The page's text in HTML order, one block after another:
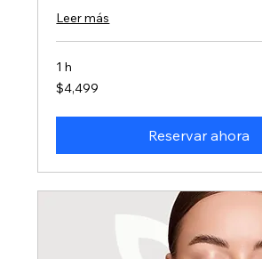
Leer más
1 h
4,499
pesos
$4,499
Reservar ahora